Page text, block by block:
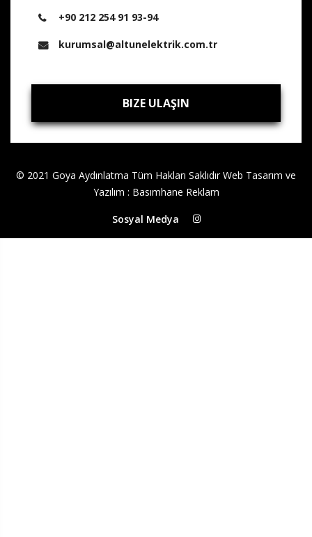
+90 212 254 91 93-94
kurumsal@altunelektrik.com.tr
BIZE ULAŞIN
BIZE ULAŞIN
© 2021 Goya Aydınlatma Tüm Hakları SaklıdırWeb Tasarım ve
Yazılım : Basımhane Reklam
Sosyal Medya